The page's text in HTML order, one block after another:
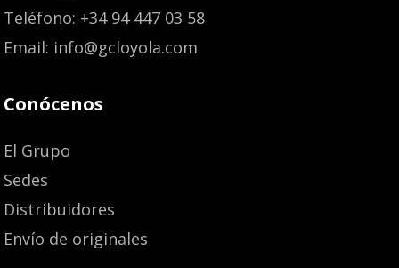
Teléfono: +34 94 447 03 58
Email: info@gcloyola.com
Conócenos
El Grupo
Sedes
Distribuidores
Envío de originales